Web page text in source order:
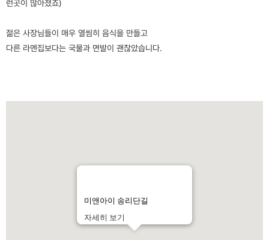
런곳이 많아졌죠)
젊은 사장님들이 매우 열씸히 음식을 만들고
다른 라멘집보다는 국물과 면발이 괜찮았습니다.